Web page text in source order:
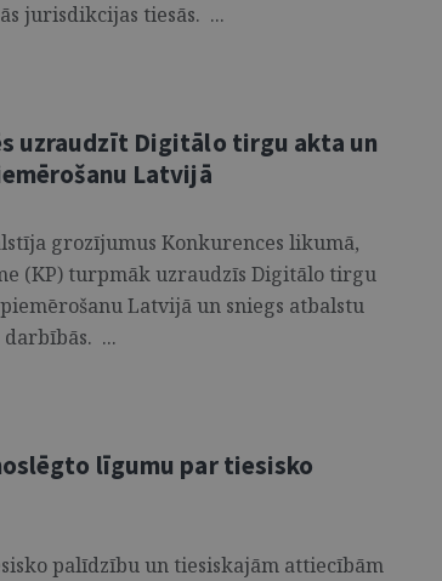
jurisdikcijas tiesās. ...
uzraudzīt Digitālo tirgu akta un
Latvijā
grozījumus Konkurences likumā,
(KP) turpmāk uzraudzīs Digitālo tirgu
Latvijā un sniegs atbalstu
darbībās. ...
līgumu par tiesisko
palīdzību un tiesiskajām attiecībām